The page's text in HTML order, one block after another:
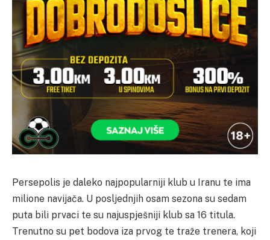
Persepolis je daleko najpopularniji klub u Iranu te ima
milione navijača. U posljednjih osam sezona su sedam
puta bili prvaci te su najuspješniji klub sa 16 titula.
Trenutno su pet bodova iza prvog te traže trenera, koji